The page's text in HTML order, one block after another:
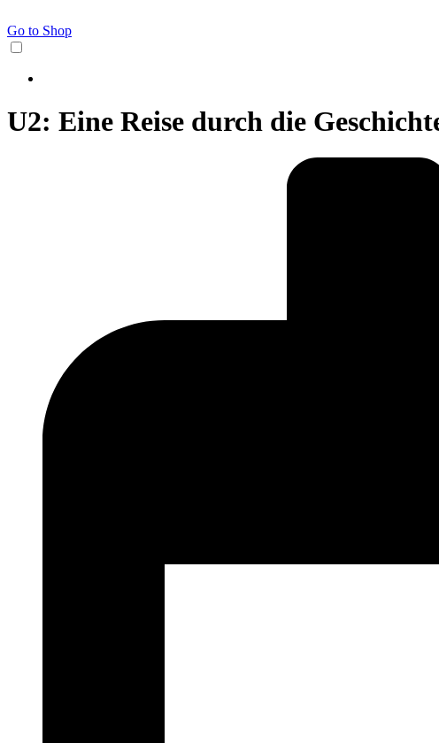
Go to Shop
U2: Eine Reise durch die